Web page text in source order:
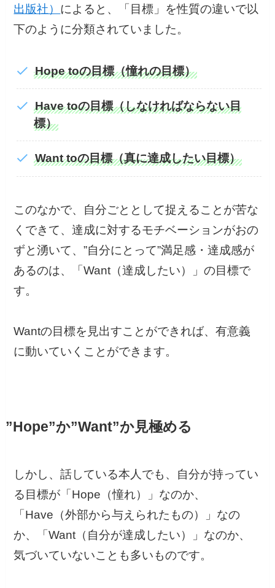
出版社） によると、「目標」を性質の違いで以
下のように分類されていました。
Hope toの目標（憧れの目標）
Have toの目標（しなければならない目
標）
Want toの目標（真に達成したい目標）
このなかで、自分ごととして捉えることが苦な
くできて、達成に対するモチベーションがおの
ずと湧いて、”自分にとって”満足感・達成感が
あるのは、「Want（達成したい）」の目標で
す。
Wantの目標を見出すことができれば、有意義
に動いていくことができます。
”Hope”か”Want”か見極める
しかし、話している本人でも、自分が持ってい
る目標が「Hope（憧れ）」なのか、
「Have（外部から与えられたもの）」なの
か、「Want（自分が達成したい）」なのか、
気づいていないことも多いものです。